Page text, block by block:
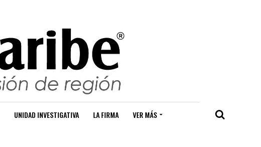
UNIDAD INVESTIGATIVA LA FIRMA VER MÁS